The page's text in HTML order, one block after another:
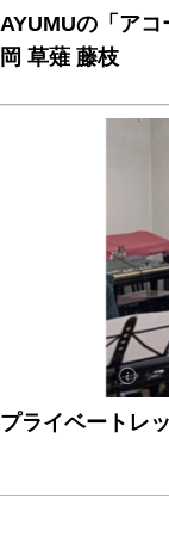
AYUMUの「ア
岡 草薙 藤枝
プライベートレ